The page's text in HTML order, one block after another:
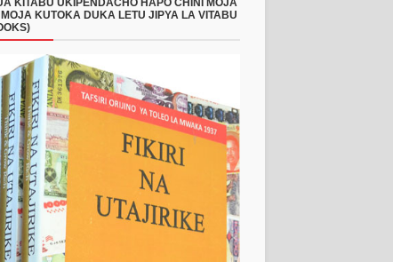
KITABU UKIPENDACHO HAPO CHINI MOJA
MOJA KUTOKA DUKA LETU JIPYA LA VITABU